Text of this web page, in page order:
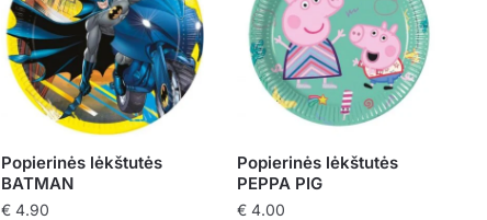
Popierinės lėkštutės
BATMAN
€ 4.90
Popierinės lėkštutės
PEPPA PIG
€4.00